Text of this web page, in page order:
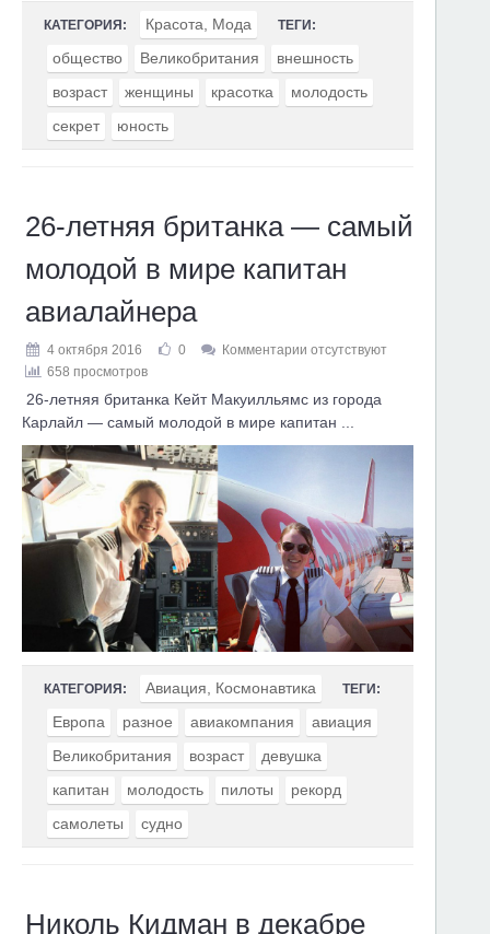
КАТЕГОРИЯ: Красота, Мода ТЕГИ:
общество Великобритания
внешность
возраст
женщины красотка
молодость
секрет
юность
26-летняя британка — самый
молодой в мире капитан
авиалайнера
4 октября 2016 0
Комментарии отсутствуют
658 просмотров
26-летняя британка Кейт Макуилльямс из города
Карлайл — самый молодой в мире капитан ...
КАТЕГОРИЯ: Авиация, Космонавтика ТЕГИ:
Европа разное авиакомпания
авиация
Великобритания
возраст
девушка
капитан
молодость пилоты
рекорд
самолеты
судно
Николь Кидман в декабре